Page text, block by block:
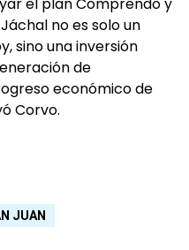
no es solo un
sino una inversión
de
económico de
Corvo.
JUAN